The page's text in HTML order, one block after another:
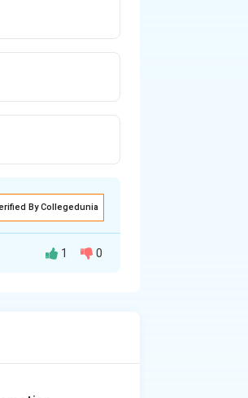
By Collegedunia
1 0